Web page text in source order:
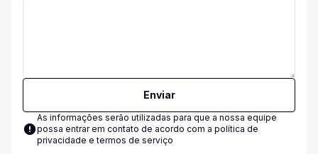
Enviar
As informações serão utilizadas para que a nossa equipe
possa entrar em contato de acordo com a política de
privacidade e termos de serviço